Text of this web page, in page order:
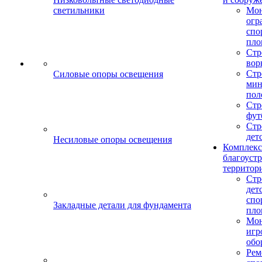
светильники
Силовые опоры освещения
Несиловые опоры освещения
Закладные детали для фундамента